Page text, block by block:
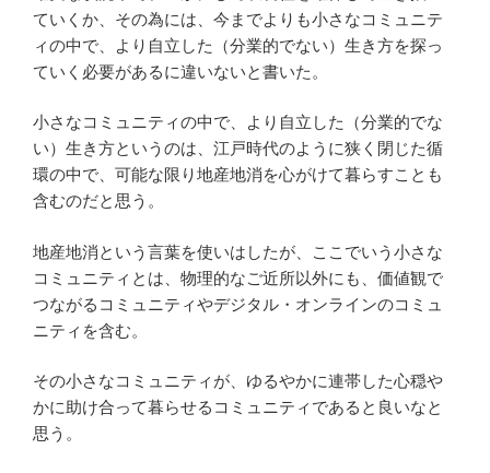
ていくか、その為には、今までよりも小さなコミュニテ
ィの中で、より自立した（分業的でない）生き方を探っ
ていく必要があるに違いないと書いた。
小さなコミュニティの中で、より自立した（分業的でな
い）生き方というのは、江戸時代のように狭く閉じた循
環の中で、可能な限り地産地消を心がけて暮らすことも
含むのだと思う。
地産地消という言葉を使いはしたが、ここでいう小さな
コミュニティとは、物理的なご近所以外にも、価値観で
つながるコミュニティやデジタル・オンラインのコミュ
ニティを含む。
その小さなコミュニティが、ゆるやかに連帯した心穏や
かに助け合って暮らせるコミュニティであると良いなと
思う。